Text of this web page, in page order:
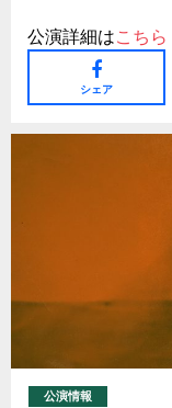
公演詳細はこちら
シェア
公演情報